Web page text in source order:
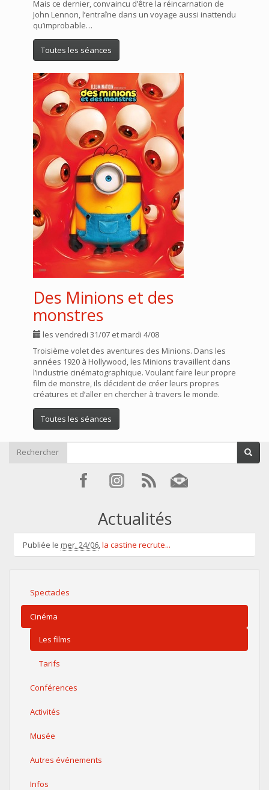
Mais ce dernier, convaincu d’être la réincarnation de
John Lennon, l’entraîne dans un voyage aussi inattendu
qu’improbable…
Toutes les séances
Des Minions et des
monstres
les vendredi 31/07 et mardi 4/08
Troisième volet des aventures des Minions. Dans les
années 1920 à Hollywood, les Minions travaillent dans
l’industrie cinématographique. Voulant faire leur propre
film de monstre, ils décident de créer leurs propres
créatures et d’aller en chercher à travers le monde.
Toutes les séances
Rechercher
Actualités
Publiée le mer. 24/06,la castine recrute...
Spectacles
Cinéma
Les films
Tarifs
Conférences
Activités
Musée
Autres événements
Infos